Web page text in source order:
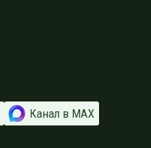
Канал в МАХ